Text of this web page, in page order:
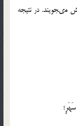
مى‏جويند. در نتيجه